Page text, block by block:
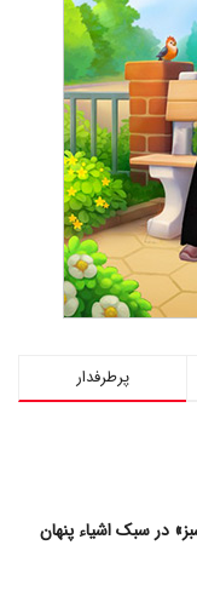
پرطرفدار
در سبک اشیاء پنهان